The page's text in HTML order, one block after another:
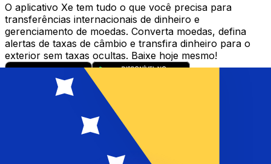
O aplicativo Xe tem tudo o que você precisa para
transferências internacionais de dinheiro e
gerenciamento de moedas. Converta moedas, defina
alertas de taxas de câmbio e transfira dinheiro para o
exterior sem taxas ocultas. Baixe hoje mesmo!